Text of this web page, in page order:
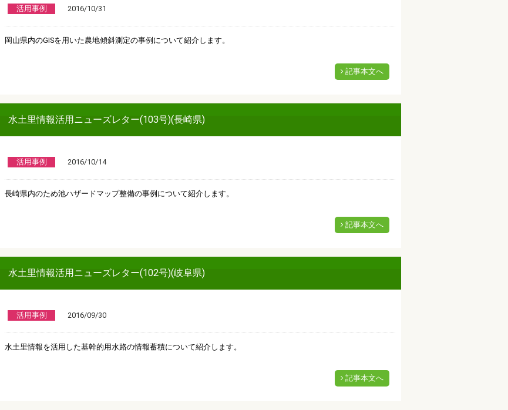
活用事例 2016/10/31
岡山県内のGISを用いた農地傾斜測定の事例について紹介します。
記事本文へ
水土里情報活用ニューズレター(103号)(長崎県)
活用事例 2016/10/14
長崎県内のため池ハザードマップ整備の事例について紹介します。
記事本文へ
水土里情報活用ニューズレター(102号)(岐阜県)
活用事例 2016/09/30
水土里情報を活用した基幹的用水路の情報蓄積について紹介します。
記事本文へ